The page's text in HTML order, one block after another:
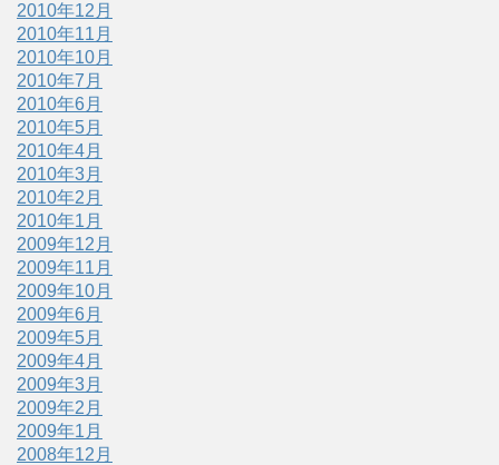
2010年12月
2010年11月
2010年10月
2010年7月
2010年6月
2010年5月
2010年4月
2010年3月
2010年2月
2010年1月
2009年12月
2009年11月
2009年10月
2009年6月
2009年5月
2009年4月
2009年3月
2009年2月
2009年1月
2008年12月